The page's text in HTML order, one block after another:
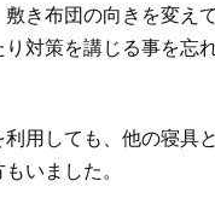
き布団の向きを変え
対策を講じる事を忘
用しても、他の寝具
いました。